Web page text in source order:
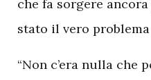
che fa sorgere
stato il vero
“Non c’era nulla che